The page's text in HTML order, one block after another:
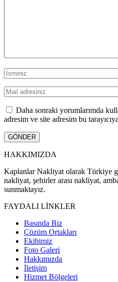
Daha sonraki yorumlarımda
adresim ve site adresim bu
HAKKIMIZDA
Kaplanlar Nakliyat olarak Türkiye
nakliyat, şehirler arası nakliyat,
sunmaktayız.
FAYDALI LİNKLER
Basında Biz
Çözüm Ortakları
Ekibimiz
Foto Galeri
Hakkımızda
İletişim
Hizmet Bölgeleri